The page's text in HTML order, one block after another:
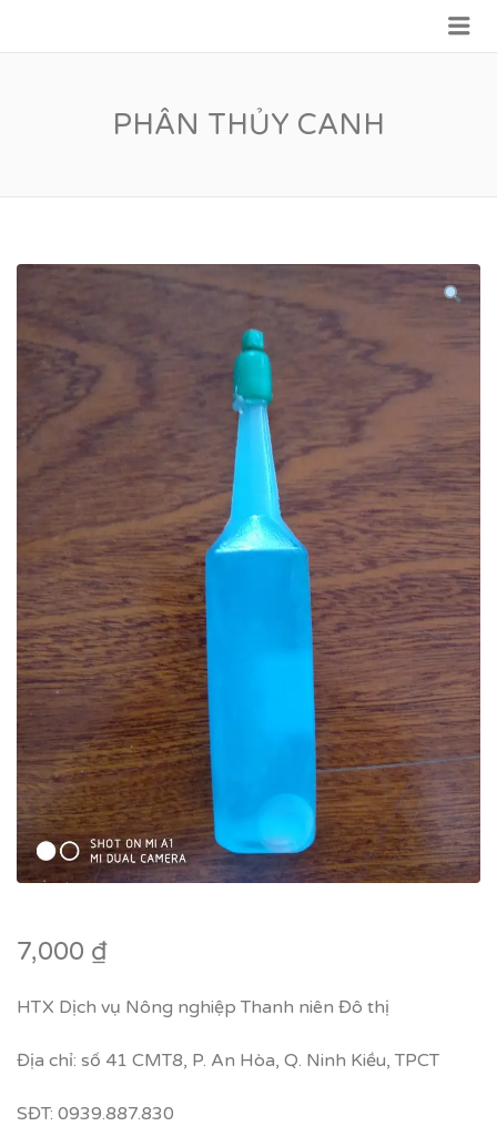
PHÂN THỦY CANH
7,000 ₫
HTX Dịch vụ Nông nghiệp Thanh niên Đô thị
Địa chỉ: số 41 CMT8, P. An Hòa, Q. Ninh Kiều, TPCT
SĐT: 0939.887.830